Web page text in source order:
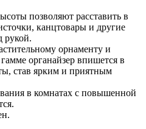
позволяют расставить в
канцтовары и другие
рукой.
орнаменту и
органайзер впишется в
став ярким и приятным
в комнатах с повышенной